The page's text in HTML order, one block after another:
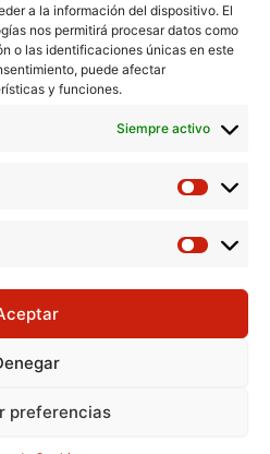
a la información del dispositivo. El
nos permitirá procesar datos como
o las identificaciones únicas en este
puede afectar
y funciones.
Siempre activo
preferencias
Legal
de Cookies
Diocesana de Ciudad Real